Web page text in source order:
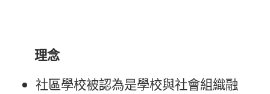
理念
社區學校被認為是學校與社會組織融